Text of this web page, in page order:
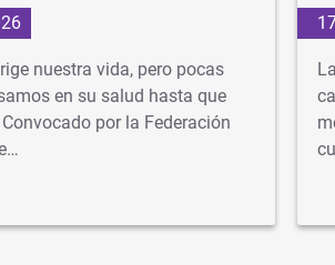
nuestra vida, pero pocas
en su salud hasta que
por la Federación